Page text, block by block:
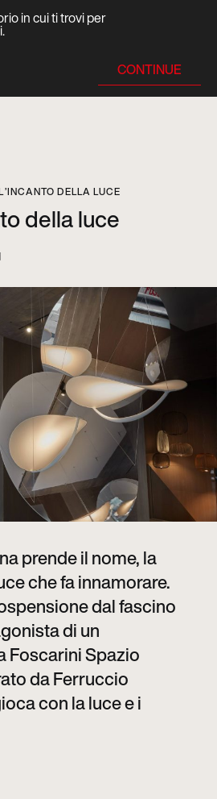
in cui ti trovi per
CONTINUE
DELLA LUCE
della luce
prende il nome, la
che fa innamorare.
dal fascino
di un
Foscarini Spazio
da Ferruccio
con la luce e i